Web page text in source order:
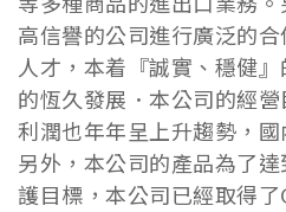
高信譽的公司進行廣泛的
人才，本着『誠實、穩健
的恆久發展．本公司的經營
利潤也年年呈上升趨勢，國
另外，本公司的產品為了
護目標，本公司已經取得了